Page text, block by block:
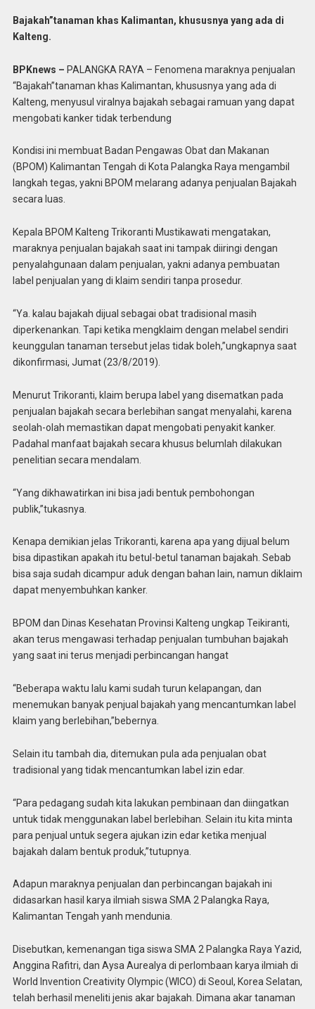
Bajakah”tanaman khas Kalimantan, khususnya yang ada di
Kalteng.
BPKnews – PALANGKA RAYA – Fenomena maraknya penjualan
“Bajakah”tanaman khas Kalimantan, khususnya yang ada di
Kalteng, menyusul viralnya bajakah sebagai ramuan yang dapat
mengobati kanker tidak terbendung
Kondisi ini membuat Badan Pengawas Obat dan Makanan
(BPOM) Kalimantan Tengah di Kota Palangka Raya mengambil
langkah tegas, yakni BPOM melarang adanya penjualan Bajakah
secara luas.
Kepala BPOM Kalteng Trikoranti Mustikawati mengatakan,
maraknya penjualan bajakah saat ini tampak diiringi dengan
penyalahgunaan dalam penjualan, yakni adanya pembuatan
label penjualan yang di klaim sendiri tanpa prosedur.
“Ya. kalau bajakah dijual sebagai obat tradisional masih
diperkenankan. Tapi ketika mengklaim dengan melabel sendiri
keunggulan tanaman tersebut jelas tidak boleh,”ungkapnya saat
dikonfirmasi, Jumat (23/8/2019).
Menurut Trikoranti, klaim berupa label yang disematkan pada
penjualan bajakah secara berlebihan sangat menyalahi, karena
seolah-olah memastikan dapat mengobati penyakit kanker.
Padahal manfaat bajakah secara khusus belumlah dilakukan
penelitian secara mendalam.
“Yang dikhawatirkan ini bisa jadi bentuk pembohongan
publik,”tukasnya.
Kenapa demikian jelas Trikoranti, karena apa yang dijual belum
bisa dipastikan apakah itu betul-betul tanaman bajakah. Sebab
bisa saja sudah dicampur aduk dengan bahan lain, namun diklaim
dapat menyembuhkan kanker.
BPOM dan Dinas Kesehatan Provinsi Kalteng ungkap Teikiranti,
akan terus mengawasi terhadap penjualan tumbuhan bajakah
yang saat ini terus menjadi perbincangan hangat
“Beberapa waktu lalu kami sudah turun kelapangan, dan
menemukan banyak penjual bajakah yang mencantumkan label
klaim yang berlebihan,”bebernya.
Selain itu tambah dia, ditemukan pula ada penjualan obat
tradisional yang tidak mencantumkan label izin edar.
“Para pedagang sudah kita lakukan pembinaan dan diingatkan
untuk tidak menggunakan label berlebihan. Selain itu kita minta
para penjual untuk segera ajukan izin edar ketika menjual
bajakah dalam bentuk produk,”tutupnya.
Adapun maraknya penjualan dan perbincangan bajakah ini
didasarkan hasil karya ilmiah siswa SMA 2 Palangka Raya,
Kalimantan Tengah yanh mendunia.
Disebutkan, kemenangan tiga siswa SMA 2 Palangka Raya Yazid,
Anggina Rafitri, dan Aysa Aurealya di perlombaan karya ilmiah di
World Invention Creativity Olympic (WICO) di Seoul, Korea Selatan,
telah berhasil meneliti jenis akar bajakah. Dimana akar tanaman